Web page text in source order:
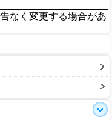
なく変更する場合があ